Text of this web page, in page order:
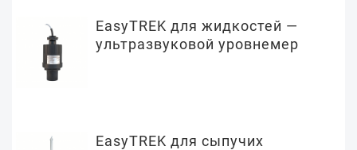
EasyTREK для жидкостей —
ультразвуковой уровнемер
EasyTREK для сыпучих